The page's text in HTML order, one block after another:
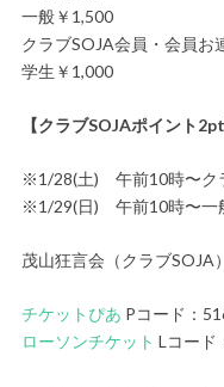
一般￥1,500
クラブSOJA会員・会員お
学生￥1,000
【クラブSOJAポイント2pt
※1/28(土) 午前10時〜ク
※1/29(日) 午前10時〜一
茂山狂言会（クラブSOJA
チケットぴあ Pコード：
ローソンチケット Lコード